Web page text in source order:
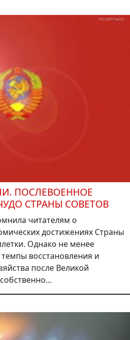
ПОСЛЕВОЕННОЕ
СТРАНЫ СОВЕТОВ
читателям о
достижениях Страны
Однако не менее
восстановления и
после Великой